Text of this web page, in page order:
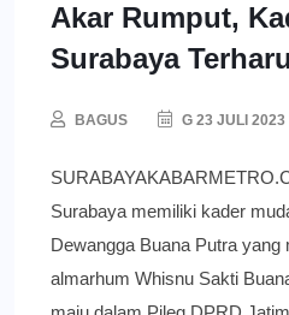
Akar Rumput,
Surabaya Terharu
BAGUS G 23 JULI 2023
Surabaya memiliki kader
Dewangga Buana Putra yang
almarhum Whisnu Sakti